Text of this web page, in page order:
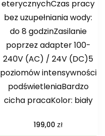
eterycznychCzas pracy
bez uzupełniania wody:
do 8 godzinZasilanie
poprzez adapter 100-
240V (AC) / 24V (DC)5
poziomów intensywności
podświetleniaBardzo
cicha pracaKolor: biały
199,00zł